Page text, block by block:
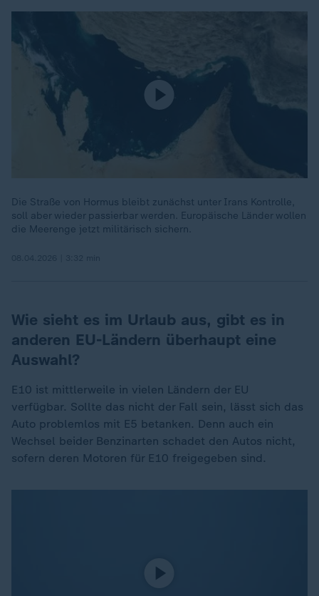
Die Straße von Hormus bleibt zunächst unter Irans Kontrolle,
soll aber wieder passierbar werden. Europäische Länder wollen
die Meerenge jetzt militärisch sichern.
Wie sieht es im Urlaub aus, gibt es in
anderen EU-Ländern überhaupt eine
Auswahl?
E10 ist mittlerweile in vielen Ländern der EU
verfügbar. Sollte das nicht der Fall sein, lässt sich das
Auto problemlos mit E5 betanken. Denn auch ein
Wechsel beider Benzinarten schadet den Autos nicht,
sofern deren Motoren für E10 freigegeben sind.